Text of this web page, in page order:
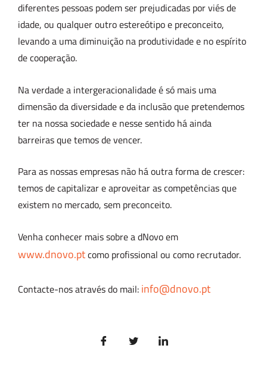
diferentes pessoas podem ser prejudicadas por viés de
idade, ou qualquer outro estereótipo e preconceito,
levando a uma diminuição na produtividade e no espírito
de cooperação.
Na verdade a intergeracionalidade é só mais uma
dimensão da diversidade e da inclusão que pretendemos
ter na nossa sociedade e nesse sentido há ainda
barreiras que temos de vencer.
Para as nossas empresas não há outra forma de crescer:
temos de capitalizar e aproveitar as competências que
existem no mercado, sem preconceito.
Venha conhecer mais sobre a dNovo em
www.dnovo.ptcomo profissional ou como recrutador.
Contacte-nos através do mail: info@dnovo.pt